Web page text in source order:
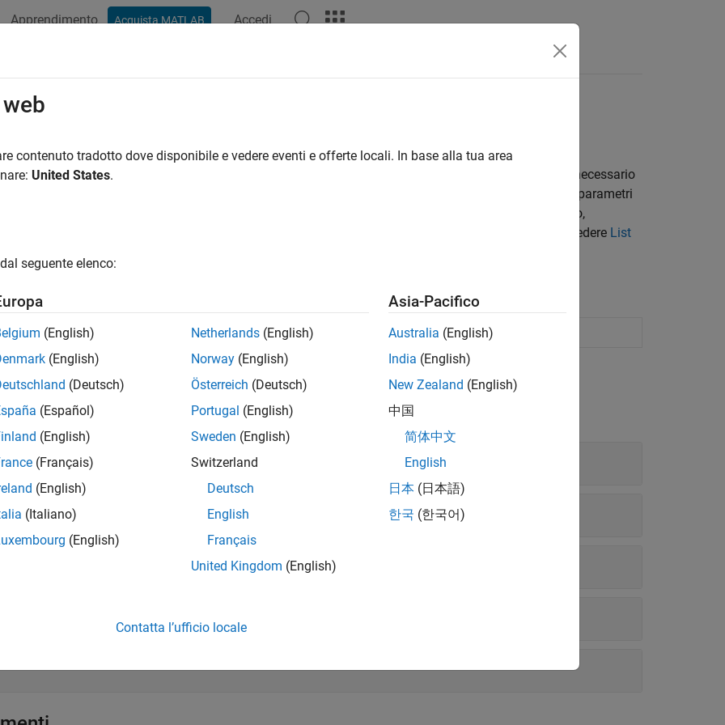
Apprendimento Acquista MATLAB Accedi
integrati
reti neurali profonde utilizzando livelli integrati
utilizzare i livelli integrati per la maggior parte delle attività. Se non è presente un livello integrato necessario
è possibile definire un proprio livello personalizzato. È possibile definire livelli personalizzati con parametri
e di stato. Dopo aver definito un livello personalizzato, è possibile verificare che il livello sia valido,
con la GPU e che produca gradienti definiti correttamente. Per un elenco dei livelli di supportati, vedere List
Network Designer Progettare e visualizzare reti di Deep Learning
tutto
integrati
della rete
contenuto tradotto dove disponibile e vedere eventi e offerte locali. In base alla tua area
United States.
seguente elenco:
(English)
(English)
(Deutsch)
(Español)
(English)
(Français)
(English)
(Italiano)
(English)
Netherlands (English)
Norway (English)
Österreich (Deutsch)
Portugal (English)
Sweden (English)
Switzerland
Deutsch
English
Français
United Kingdom (English)
Asia-Pacifico
Australia (English)
India (English)
New Zealand (English)
中国
简体中文
English
日本 (日本語)
한국 (한국어)
Contatta l’ufficio locale